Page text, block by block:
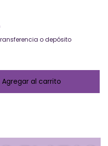
o depósito